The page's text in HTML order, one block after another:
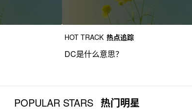
HOT TRACK 热点追踪
DC是什么意思？
POPULAR STARS 热门明星